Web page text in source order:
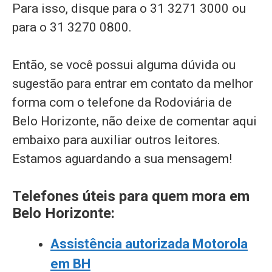
Para isso, disque para o 31 3271 3000 ou
para o 31 3270 0800.
Então, se você possui alguma dúvida ou
sugestão para entrar em contato da melhor
forma com o telefone da Rodoviária de
Belo Horizonte, não deixe de comentar aqui
embaixo para auxiliar outros leitores.
Estamos aguardando a sua mensagem!
Telefones úteis para quem mora em
Belo Horizonte:
Assistência autorizada Motorola
em BH